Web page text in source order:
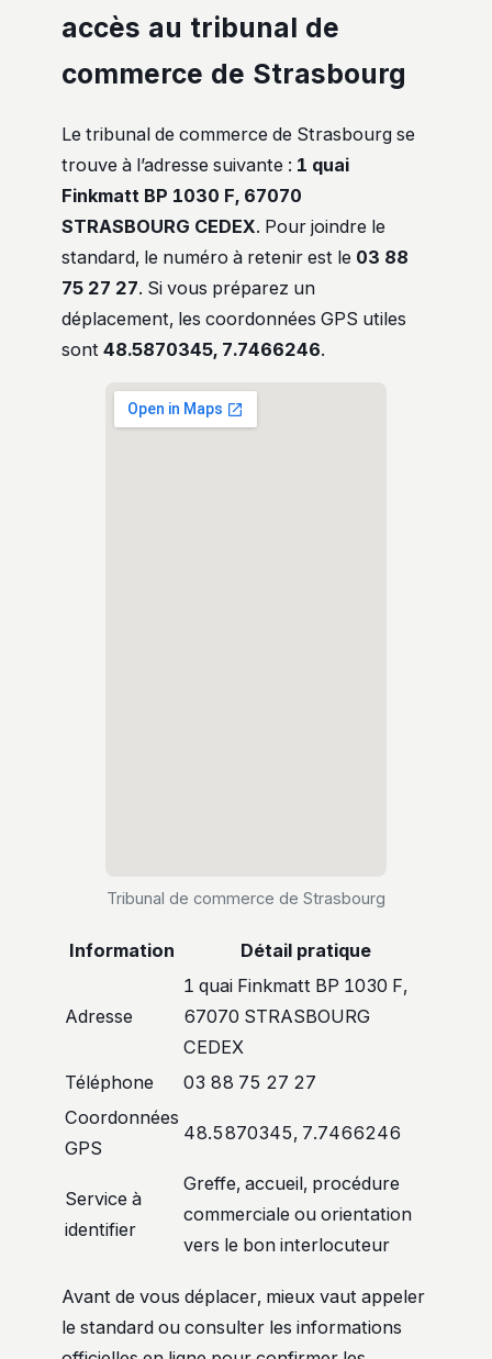
accès au tribunal de
commerce de Strasbourg
Le tribunal de commerce de Strasbourg se
trouve à l’adresse suivante : 1 quai
Finkmatt BP 1030 F, 67070
STRASBOURG CEDEX. Pour joindre le
standard, le numéro à retenir est le 03 88
75 27 27. Si vous préparez un
déplacement, les coordonnées GPS utiles
sont 48.5870345, 7.7466246.
Tribunal de commerce de Strasbourg
Information Détail pratique
Adresse
1 quai Finkmatt BP 1030 F,
67070 STRASBOURG
CEDEX
Téléphone
03 88 75 27 27
Coordonnées
GPS
48.5870345, 7.7466246
Service à
identifier
Greffe, accueil, procédure
commerciale ou orientation
vers le bon interlocuteur
Avant de vous déplacer, mieux vaut appeler
le standard ou consulter les informations